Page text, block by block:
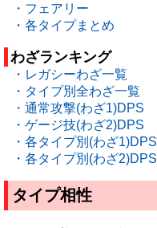
・フェアリー
・各タイプまとめ
わざランキング
・レガシーわざ一覧
・タイプ別全わざ一覧
・通常攻撃(わざ1)DPS
・ゲージ技(わざ2)DPS
・各タイプ別(わざ1)DPS
・各タイプ別(わざ2)DPS
タイプ相性